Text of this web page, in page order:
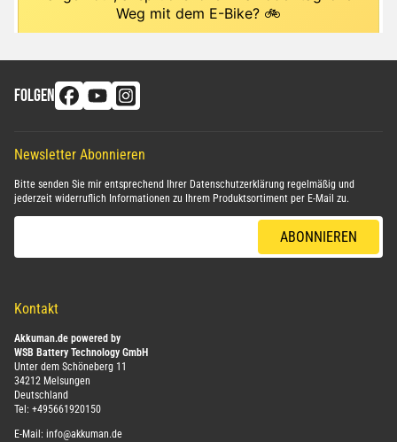
FOLGEN
Newsletter Abonnieren
Bitte senden Sie mir entsprechend Ihrer Datenschutzerklärung regelmäßig und
jederzeit widerruflich Informationen zu Ihrem Produktsortiment per E-Mail zu.
ABONNIEREN
Kontakt
Akkuman.de powered by
WSB Battery Technology GmbH
Unter dem Schöneberg 11
34212 Melsungen
Deutschland
Tel: +495661920150
E-Mail: info@akkuman.de